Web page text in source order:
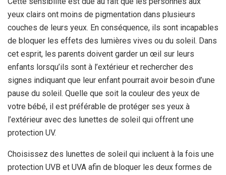
yeux clairs ont moins de pigmentation dans plusieurs
couches de leurs yeux. En conséquence, ils sont incapables
de bloquer les effets des lumières vives ou du soleil. Dans
cet esprit, les parents doivent garder un œil sur leurs
enfants lorsqu’ils sont à l’extérieur et rechercher des
signes indiquant que leur enfant pourrait avoir besoin d’une
pause du soleil. Quelle que soit la couleur des yeux de
votre bébé, il est préférable de protéger ses yeux à
l’extérieur avec des lunettes de soleil qui offrent une
protection UV.
Choisissez des lunettes de soleil qui incluent à la fois une
protection UVB et UVA afin de bloquer les deux formes de